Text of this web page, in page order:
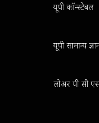
यूपी कॉन्स्टेबल
यूपी सामान्य
लोअर पी सी